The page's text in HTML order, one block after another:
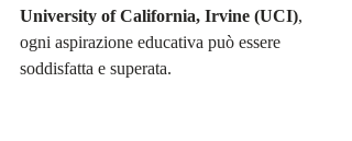
University of California, Irvine (UCI),
ogni aspirazione educativa può essere
soddisfatta e superata.